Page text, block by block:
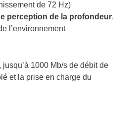
de 72 Hz)
perception de la profondeur.
l’environnement
, jusqu’à 1000 Mb/s de débit de
et la prise en charge du